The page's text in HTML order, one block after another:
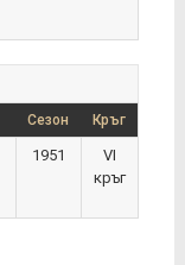
Сезон Кръг
1951
VI
кръг